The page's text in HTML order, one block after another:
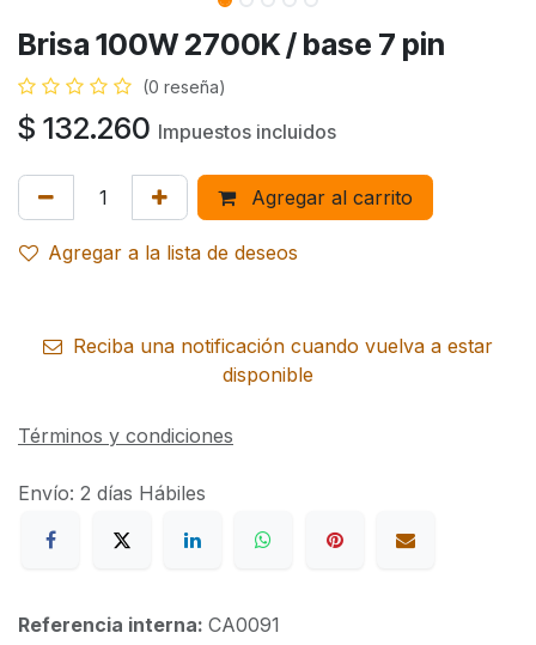
Brisa 100W 2700K / base 7 pin
(0 reseña)
$ 132.260 Impuestos incluidos
Agregar al carrito
Agregar a la lista de deseos
Reciba una notificación cuando vuelva a estar
disponible
Términos y condiciones
Envío: 2 días Hábiles
Referencia interna: CA0091